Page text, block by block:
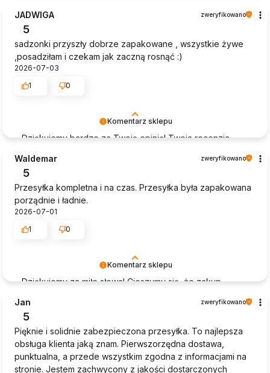
Komentarz sklepu
Dziękujemy bardzo za Twoją opinię! Twoja recenzja
właściwym torze :) Z pozdrowieniami, obsługa sklepu.
JADWIGA zweryfikowano
5
sadzonki przyszły dobrze zapakowane , wszystkie żywe
,posadziłam i czekam jak zaczną rosnąć :)
2026-07-03
1
0
Komentarz sklepu
Dziękujemy za miłe słowa! Cieszymy się, że zakup
odpowiednią obsługę tak świetnym klientom. Dziękujemy
raz jeszcze!
Waldemar zweryfikowano
5
Przesyłka kompletna i na czas. Przesyłka była zapakowana
porządnie i ładnie.
2026-07-01
1
0
Jan zweryfikowano
5
Pięknie i solidnie zabezpieczona przesyłka. To najlepsza
obsługa klienta jaką znam. Pierwszorzędna dostawa,
punktualna, a przede wszystkim zgodna z informacjami na
stronie. Jestem zachwycony z jakości dostarczonych